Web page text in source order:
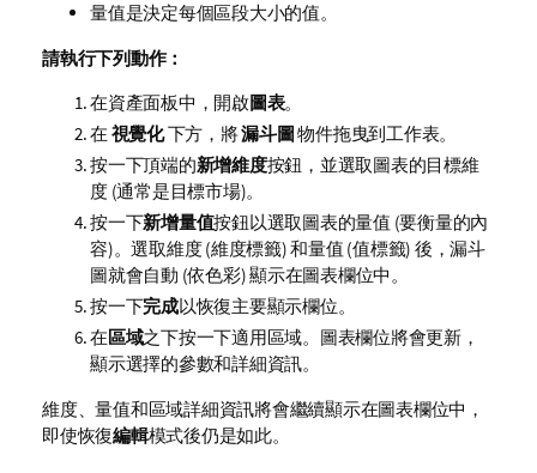
量值是決定每個區段大小的值。
請執行下列動作：
在資產面板中，開啟圖表。
在 視覺化下方，將漏斗圖物件拖曳到工作表。
按一下頂端的新增維度按鈕，並選取圖表的目標維
度 (通常是目標市場)。
按一下新增量值按鈕以選取圖表的量值 (要衡量的內
容)。選取維度 (維度標籤) 和量值 (值標籤) 後，漏斗
圖就會自動 (依色彩) 顯示在圖表欄位中。
按一下完成以恢復主要顯示欄位。
在區域之下按一下適用區域。圖表欄位將會更新，
顯示選擇的參數和詳細資訊。
維度、量值和區域詳細資訊將會繼續顯示在圖表欄位中，
即使恢復編輯模式後仍是如此。